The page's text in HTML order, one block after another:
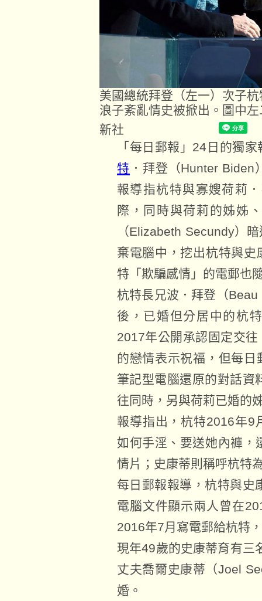
美國總統拜登（左一）次子
浪子紊亂情史被掀出。圖中
新社
「每日郵報」24日的獨
特 ．拜登（Hunter
報導指杭特與寡嫂荷莉
際，同時與荷莉的姊姊
（Elizabeth Secundy）
棄電腦中，挖出杭特與
特「欺騙感情」的電郵也
杭特長兄波．拜登（
後，已婚但分居中的杭
2017年公開承認固定交
的戀情表示祝福，但每
筆記型電腦還原的對話資
往同時，另與荷莉已婚的
報導指出，杭特2016年9
如何手淫、要送她內褲，
情片；史康蒂則稱呼杭特
每日郵報報導，杭特與史
電腦文件顯示兩人曾在
2016年7月寫電郵給杭特
現年49歲的史康蒂育有三
丈夫喬爾史康蒂（Joel
婚。